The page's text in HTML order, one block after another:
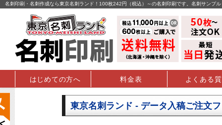
名刺印刷・名刺作成なら東京名刺ランド！100枚242円（税込）～の名刺印刷です。名刺サンプ
はじめての方へ 料金表 よくある
東京名刺ランド - データ入稿ご注文